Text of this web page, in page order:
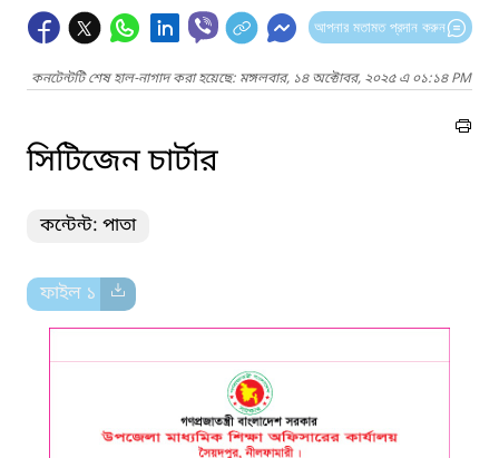
আপনার মতামত প্রদান করুন
কনটেন্টটি শেষ হাল-নাগাদ করা হয়েছে: মঙ্গলবার, ১৪ অক্টোবর, ২০২৫ এ ০১:১৪ PM
সিটিজেন চার্টার
কন্টেন্ট: পাতা
ফাইল ১